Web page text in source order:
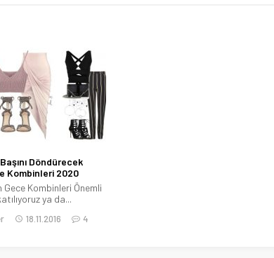
Döndürecek
Kombinleri 2020
Gece Kombinleri Önemli
ya da...
18.11.2016 4